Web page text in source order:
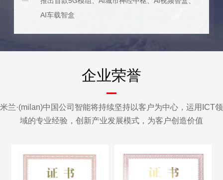
AI车载智盒
企业荣誉
米兰·(milan)中国公司智能将持续坚持以客户为中心，运用ICT领
域的专业经验，创新产业发展模式，为客户创造价值